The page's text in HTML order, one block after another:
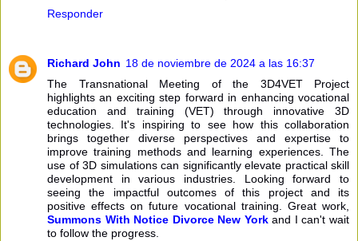
Responder
Richard John 18 de noviembre de 2024 a las 16:37
The Transnational Meeting of the 3D4VET Project
highlights an exciting step forward in enhancing vocational
education and training (VET) through innovative 3D
technologies. It's inspiring to see how this collaboration
brings together diverse perspectives and expertise to
improve training methods and learning experiences. The
use of 3D simulations can significantly elevate practical skill
development in various industries. Looking forward to
seeing the impactful outcomes of this project and its
positive effects on future vocational training. Great work,
Summons With Notice Divorce New Yorkand I can't wait
to follow the progress.